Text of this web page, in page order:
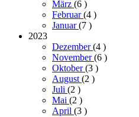
März (6 )
Februar(4 )
Januar(7 )
2023
Dezember(4 )
November(6 )
Oktober(3 )
August(2 )
Juli (2 )
Mai (2 )
April (3 )